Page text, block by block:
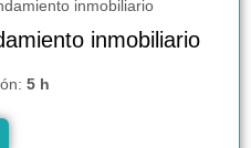
inmobiliario
5 h